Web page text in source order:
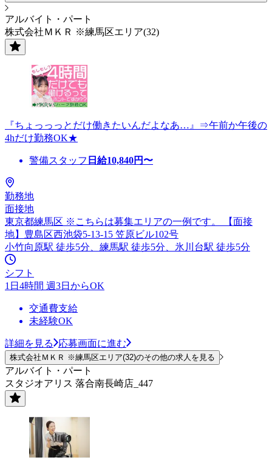
アルバイト・パート
株式会社ＭＫＲ ※練馬区エリア(32)
『ちょっっっとだけ働きたいんだよなあ…』⇒午前か午後の
4hだけ勤務OK★
警備スタッフ 日給10,840円〜
勤務地
面接地
東京都練馬区 ※こちらは募集エリアの一例です。 【面接
地】豊島区西池袋5-13-15 笠原ビル102号
小竹向原駅 徒歩5分、練馬駅 徒歩5分、氷川台駅 徒歩5分
シフト
1日4時間 週3日からOK
交通費支給
未経験OK
詳細を見る 応募画面に進む
株式会社ＭＫＲ ※練馬区エリア(32)のその他の求人を見る
アルバイト・パート
スタジオアリス 落合南長崎店_447